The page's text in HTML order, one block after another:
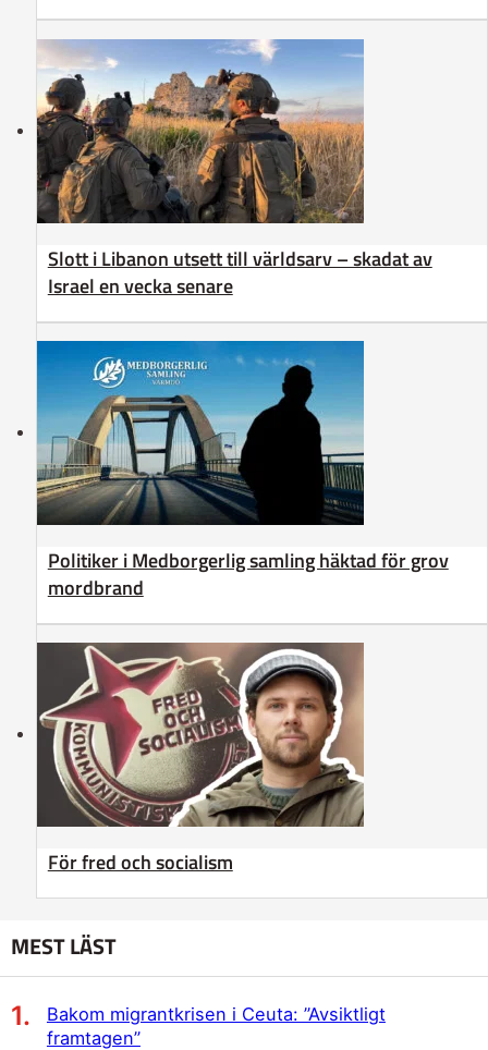
Slott i Libanon utsett till världsarv – skadat av
Israel en vecka senare
Politiker i Medborgerlig samling häktad för grov
mordbrand
För fred och socialism
MEST LÄST
Bakom migrantkrisen i Ceuta: ”Avsiktligt
framtagen”